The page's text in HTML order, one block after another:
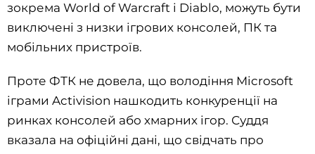
зокрема World of Warcraft і Diablo, можуть бути
виключені з низки ігрових консолей, ПК та
мобільних пристроїв.
Проте ФТК не довела, що володіння Microsoft
іграми Activision нашкодить конкуренції на
ринках консолей або хмарних ігор. Суддя
вказала на офіційні дані, що свідчать про